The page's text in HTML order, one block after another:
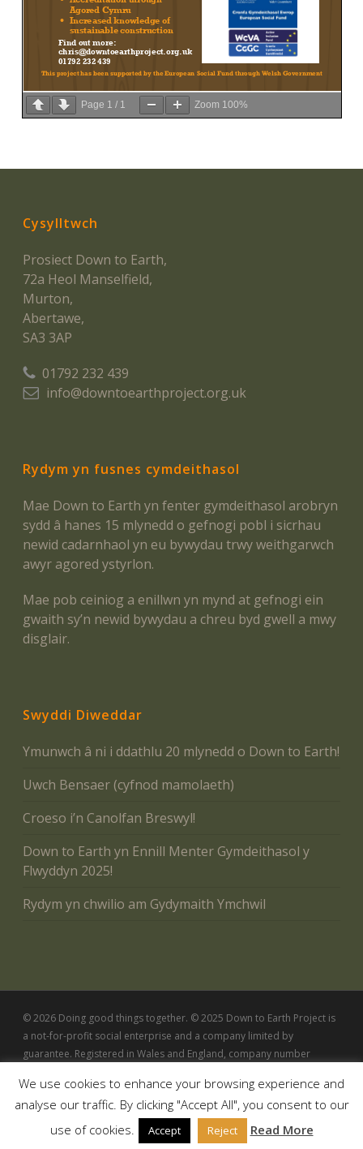
Page 1 / 1 Zoom 100%
Cysylltwch
Prosiect Down to Earth,
72a Heol Manselfield,
Murton,
Abertawe,
SA3 3AP
01792 232 439
info@downtoearthproject.org.uk
Rydym yn fusnes cymdeithasol
Mae Down to Earth yn fenter gymdeithasol arobryn
sydd â hanes 15 mlynedd o gefnogi pobl i sicrhau
newid cadarnhaol yn eu bywydau trwy weithgarwch
awyr agored ystyrlon.
Mae pob ceiniog a enillwn yn mynd at gefnogi ein
gwaith sy’n newid bywydau a chreu byd gwell a mwy
disglair.
Swyddi Diweddar
Ymunwch â ni i ddathlu 20 mlynedd o Down to Earth!
Uwch Bensaer (cyfnod mamolaeth)
Croeso i’n Canolfan Breswyl!
Down to Earth yn Ennill Menter Gymdeithasol y
Flwyddyn 2025!
Rydym yn chwilio am Gydymaith Ymchwil
© 2026 Doing good things together. © 2025 Down to Earth Project is
a not-for-profit social enterprise and a company limited by
guarantee. Registered in Wales and England, company number
We use cookies to enhance your browsing experience and
analyse our traffic. By clicking "Accept All", you consent to our
use of cookies.
Accept Reject Read More
Cymraeg English